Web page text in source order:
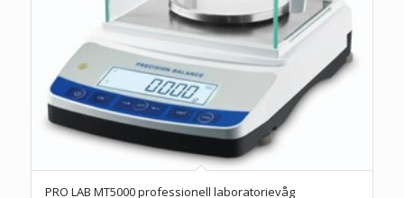
PRO LAB MT5000 professionell laboratorievåg